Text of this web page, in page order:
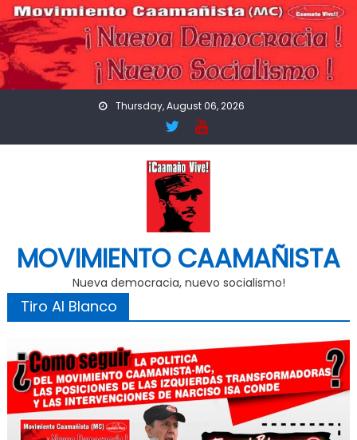
Skip
to
content
Thursday, August 06, 2026
MOVIMIENTO CAAMAÑISTA
Nueva democracia, nuevo socialismo!
Tiro Al Blanco